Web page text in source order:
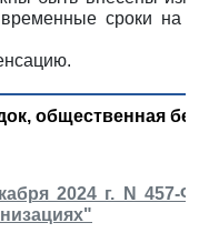
сроки на
общественная
2024 г. N